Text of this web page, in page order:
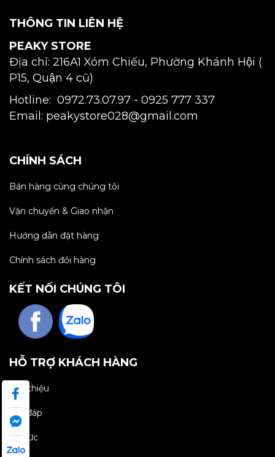
THÔNG TIN LIÊN HỆ
PEAKY STORE
Địa chỉ: 216A1 Xóm Chiếu, Phường Khánh Hội (
P15, Quận 4 cũ)
Hotline: 0972.73.07.97 - 0925 777 337
Email: peakystore028@gmail.com
CHÍNH SÁCH
Bán hàng cùng chúng tôi
Vận chuyển & Giao nhận
Hướng dẫn đặt hàng
Chính sách đổi hàng
KẾT NỐI CHÚNG TÔI
HỖ TRỢ KHÁCH HÀNG
Giới thiệu
Hỏi đáp
Tin tức